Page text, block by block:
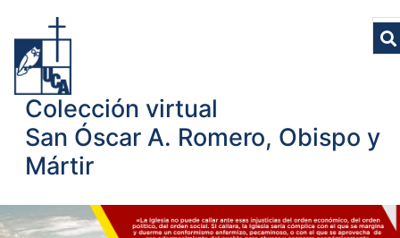
Colección virtual
San Óscar A. Romero, Obispo y
Mártir